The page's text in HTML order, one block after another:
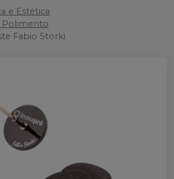
e Estética
Polimento
Fabio Storki